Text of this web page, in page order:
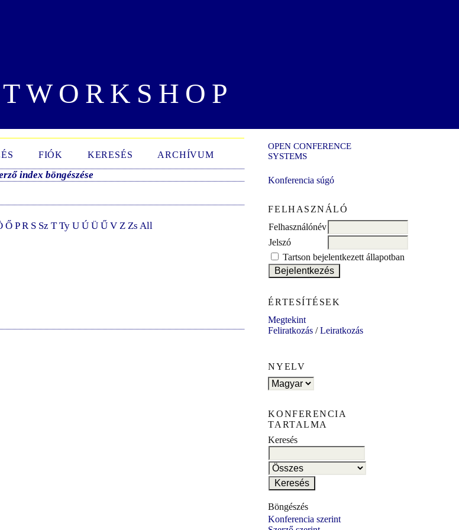
OPEN CONFERENCE
SYSTEMS
Konferencia súgó
FELHASZNÁLÓ
Felhasználónév
Jelszó
Tartson bejelentkezett állapotban
ÉRTESÍTÉSEK
Megtekint
Feliratkozás /Leiratkozás
NYELV
KONFERENCIA
TARTALMA
Keresés
Böngészés
Konferencia szerint
FIÓK KERESÉS ARCHÍVUM
index böngészése
Ő P R S Sz T Ty U Ú Ü Ű V Z Zs All